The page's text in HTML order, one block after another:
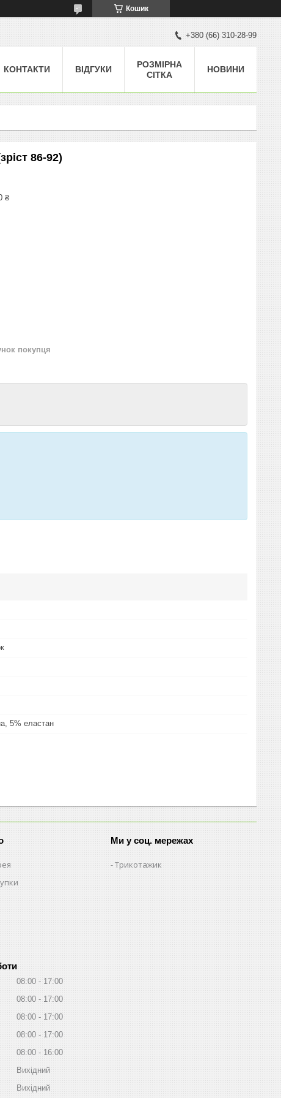
Кошик
+380 (66) 310-28-99
КОНТАКТИ ВІДГУКИ
РОЗМІРНА
СІТКА
НОВИНИ
86-92)
₴
покупця
5% еластан
Ми у соц. мережах
Трикотажик
08:00
17:00
08:00
17:00
08:00
17:00
08:00
17:00
08:00
16:00
Вихідний
Вихідний